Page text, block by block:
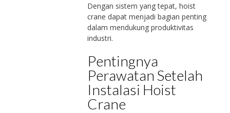
Dengan sistem yang tepat, hoist
crane dapat menjadi bagian penting
dalam mendukung produktivitas
industri.
Pentingnya
Perawatan Setelah
Instalasi Hoist
Crane